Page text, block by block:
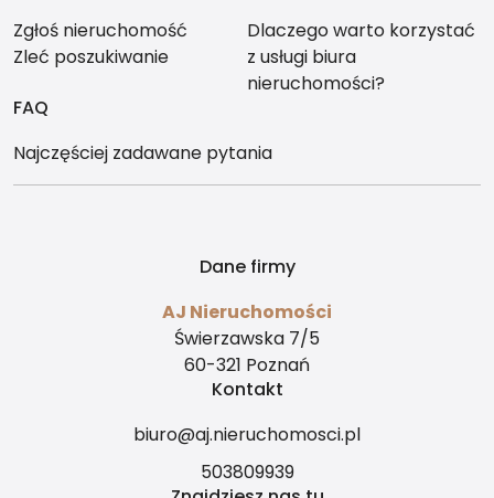
Zgłoś nieruchomość
Zleć poszukiwanie
Dlaczego warto korzystać
z usługi biura
nieruchomości?
FAQ
Najczęściej zadawane pytania
Dane firmy
AJ Nieruchomości
Świerzawska 7/5
60-321 Poznań
Kontakt
biuro@aj.nieruchomosci.pl
503809939